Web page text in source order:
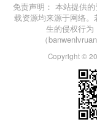
免责声明： 本站提供
载资源均来源于网络
生的侵权行为
（
Copyright ©